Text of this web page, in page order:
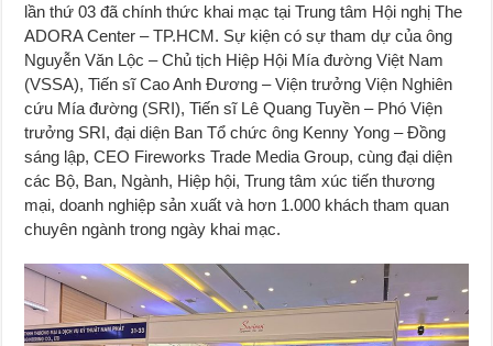
lần thứ 03 đã chính thức khai mạc tại Trung tâm Hội nghị The
ADORA Center – TP.HCM. Sự kiện có sự tham dự của ông
Nguyễn Văn Lộc – Chủ tịch Hiệp Hội Mía đường Việt Nam
(VSSA), Tiến sĩ Cao Anh Đương – Viện trưởng Viện Nghiên
cứu Mía đường (SRI), Tiến sĩ Lê Quang Tuyền – Phó Viện
trưởng SRI, đại diện Ban Tổ chức ông Kenny Yong – Đồng
sáng lập, CEO Fireworks Trade Media Group, cùng đại diện
các Bộ, Ban, Ngành, Hiệp hội, Trung tâm xúc tiến thương
mại, doanh nghiệp sản xuất và hơn 1.000 khách tham quan
chuyên ngành trong ngày khai mạc.